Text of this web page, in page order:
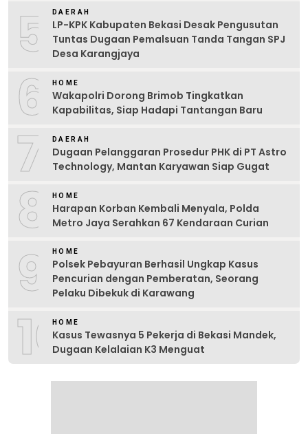
5 DAERAH
LP-KPK Kabupaten Bekasi Desak Pengusutan
Tuntas Dugaan Pemalsuan Tanda Tangan SPJ
Desa Karangjaya
6 HOME
Wakapolri Dorong Brimob Tingkatkan
Kapabilitas, Siap Hadapi Tantangan Baru
7 DAERAH
Dugaan Pelanggaran Prosedur PHK di PT Astro
Technology, Mantan Karyawan Siap Gugat
8 HOME
Harapan Korban Kembali Menyala, Polda
Metro Jaya Serahkan 67 Kendaraan Curian
9 HOME
Polsek Pebayuran Berhasil Ungkap Kasus
Pencurian dengan Pemberatan, Seorang
Pelaku Dibekuk di Karawang
10HOME
Kasus Tewasnya 5 Pekerja di Bekasi Mandek,
Dugaan Kelalaian K3 Menguat